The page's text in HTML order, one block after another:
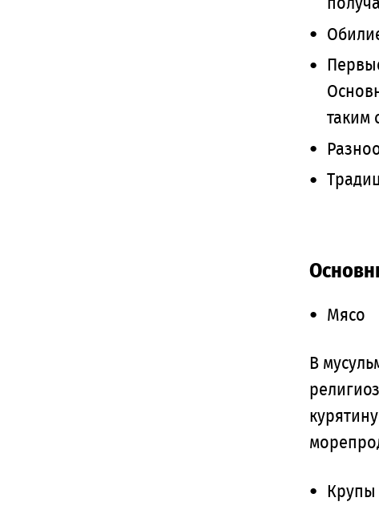
таким
Мясо
В